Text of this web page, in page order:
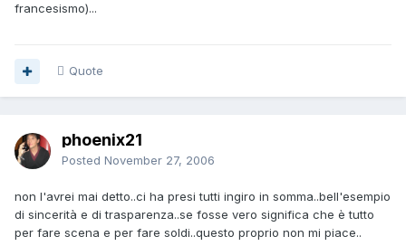
francesismo)...
Quote
phoenix21
Posted November 27, 2006
non l'avrei mai detto..ci ha presi tutti ingiro in somma..bell'esempio
di sincerità e di trasparenza..se fosse vero significa che è tutto
per fare scena e per fare soldi..questo proprio non mi piace..